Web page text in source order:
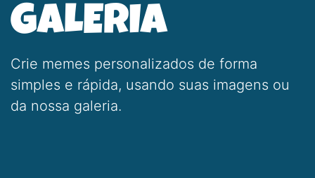
GALERIA
Crie memes personalizados de forma
simples e rápida, usando suas imagens ou
da nossa galeria.